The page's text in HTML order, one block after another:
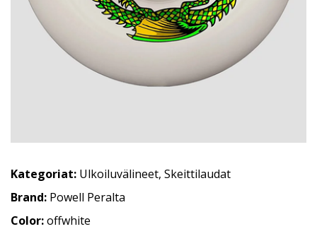
Kategoriat: Ulkoiluvälineet, Skeittilaudat
Brand: Powell Peralta
Color:offwhite